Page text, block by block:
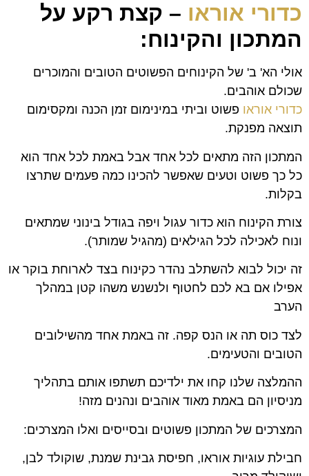
כדורי אוראו – קצת רקע על
המתכון והקינוח:
אולי הא' ב' של הקינוחים הפשוטים הטובים והמוכרים
שכולם אוהבים.
כדורי אוראו פשוט וביתי במינימום זמן הכנה ומקסימום
תוצאה מפנקת.
המתכון הזה מתאים לכל אחד אבל באמת לכל אחד הוא
כל כך פשוט וטעים שאפשר להכינו כמה פעמים שתרצו
בקלות.
צורת הקינוח הוא כדור עגול ויפה בגודל בינוני שמתאים
ונוח לאכילה לכל הגילאים (מהגיל שמותר).
זה יכול לבוא להשתלב נהדר כקינוח בצד לארוחת בוקר או
אפילו אם בא לכם לחטוף ולנשנש משהו קטן במהלך
הערב
לצד כוס תה או הנס קפה. זה באמת אחד מהשילובים
הטובים והטעימים.
ההמלצה שלנו קחו את ילדיכם תשתפו אותם בתהליך
מניסיון הם באמת מאוד אוהבים ונהנים מזה!
המצרכים של המתכון פשוטים ובסייסים ואלו המצרכים:
חבילת עוגיות אוראו, חפיסת גבינת שמנת, שוקולד לבן,